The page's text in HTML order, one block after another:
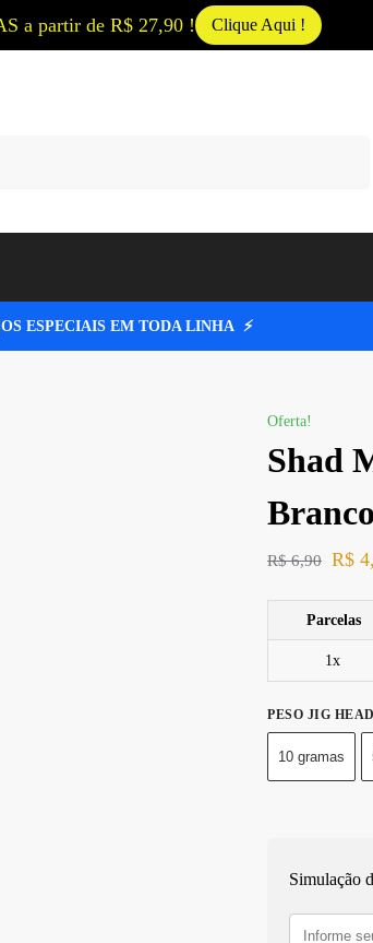
a partir de R$ 27,90 ! Clique Aqui !
ESPECIAIS EM TODA LINHA ⚡
Oferta!
Shad
R$6,90 R$
Parcelas
1x
PESO JIG HEAD
10 gramas
Simulação